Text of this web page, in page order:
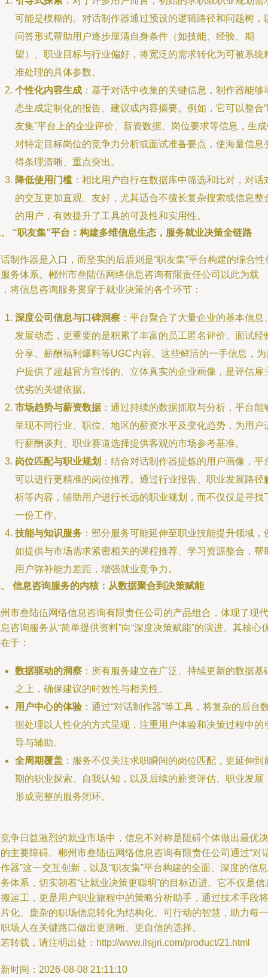
可能是模糊的。对话制作器通过预设的逻辑路径和问题树，
问答形式帮助用户逐步厘清自身条件（如技能、经验、期
望）、职业目标与行业偏好，将宽泛的需求转化为可被系统
准处理的具体参数。
个性化内容生成 ：基于对话中收集的关键信息，制作器能够
态生成定制化的报告、建议或内容摘要。例如，它可以整合
友集”平台上的企业评价、薪资数据、岗位要求等信息，生
对特定目标岗位的竞争力分析或面试准备要点，使海量信息
得条理清晰、重点突出。
降低使用门槛：相比用户自行在数据库中筛选和比对，对话
的交互更加直观、友好，尤其适合不擅长复杂搜索或信息整
的用户，有效提升了工具的可及性和实用性。
“职友集”平台：构建多维信息生态，服务就业决策全链路
制作器是入口，而坚实的后盾则是“职友集”平台构建的综合性
务体系。郴州市叁陆伍网络信息咨询有限责任公司以此为载
将信息咨询服务贯穿于就业决策的各个环节：
深度公司信息与口碑洞察 ：平台聚合了大量企业的基本信息
发展动态，更重要的是积累了丰富的员工匿名评价、面试经
分享、薪酬福利爆料等UGC内容。这些鲜活的一手信息，为
户提供了超越官方宣传的、立体真实的企业画像，是评估雇
优劣的关键依据。
市场趋势与薪资数据：通过持续的数据抓取与分析，平台能
呈现不同行业、职位、地区的薪资水平及变化趋势，为用户
行薪酬谈判、职业赛道选择提供客观的市场参考基准。
岗位匹配与职业规划 ：结合对话制作器提炼的用户画像，平
可以进行更精准的岗位推荐。通过行业报告、职业发展路径
析等内容，辅助用户进行长远的职业规划，而不仅仅是寻找
一份工作。
技能与知识服务 ：部分服务可能延伸至职业技能提升领域，
如提供与市场需求紧密相关的课程推荐、学习资源整合，帮
用户弥补能力差距，增强就业竞争力。
信息咨询服务的内核：从数据聚合到决策赋能
市叁陆伍网络信息咨询有限责任公司的产品组合，体现了现代
咨询服务从“简单提供资料”向“深度决策赋能”的演进。其核心
于：
数据驱动的洞察 ：所有服务建立在广泛、持续更新的数据基
之上，确保建议的时效性与相关性。
用户中心的体验 ：通过“对话制作器”等工具，将复杂的后台
据处理以人性化的方式呈现，注重用户体验和决策过程中的
导与辅助。
全周期覆盖 ：服务不仅关注求职瞬间的岗位匹配，更延伸到
期的职业探索、自我认知，以及后续的薪资评估、职业发展
形成完整的服务闭环。
争日益激烈的就业市场中，信息不对称是阻碍个体做出最优决
主要障碍。郴州市叁陆伍网络信息咨询有限责任公司通过“对
器”这一交互创新，以及“职友集”平台构建的全面、深度的信息
体系，切实朝着“让就业决策更聪明”的目标迈进。它不仅是信
运工，更是用户职业旅程中的策略分析助手，通过技术手段将
化、庞杂的职场信息转化为结构化、可行动的智慧，助力每一
场人在关键路口做出更清晰、更自信的选择。
转载，请注明出处：http://www.ilsjjri.com/product/21.html
时间：2026-08-08 21:11:10